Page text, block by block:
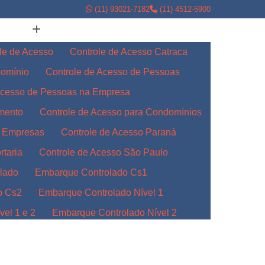
(11) 93021-7182 (11) 4512-5900
de Acesso
Controle de Acesso Catraca
Controle de Acesso de Pessoas
de Pessoas na Empresa
Controle de Acesso para Condomínios
Controle de Acesso Paraná
Controle de Acesso São Paulo
Embarque Controlado Cs1
Cs2
Embarque Controlado Nível 1
1 e 2
Embarque Controlado Nível 2